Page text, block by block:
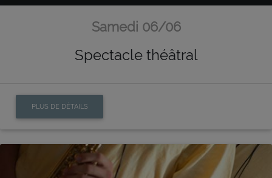
Samedi 06/06
Spectacle théâtral
PLUS DE DÉTAILS